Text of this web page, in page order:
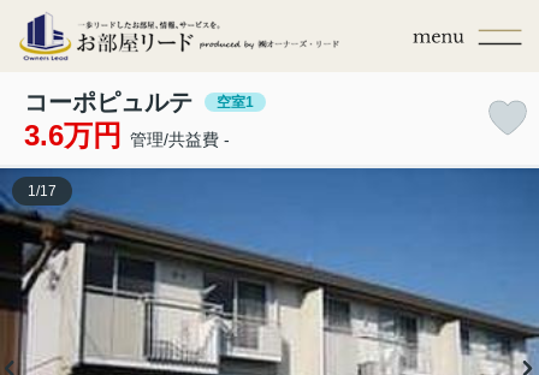
コーポピュルテ 空室1
3.6万円 管理/共益費 -
1 /17